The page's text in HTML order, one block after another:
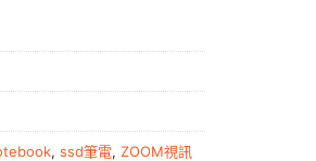
,ssd筆電,ZOOM視訊